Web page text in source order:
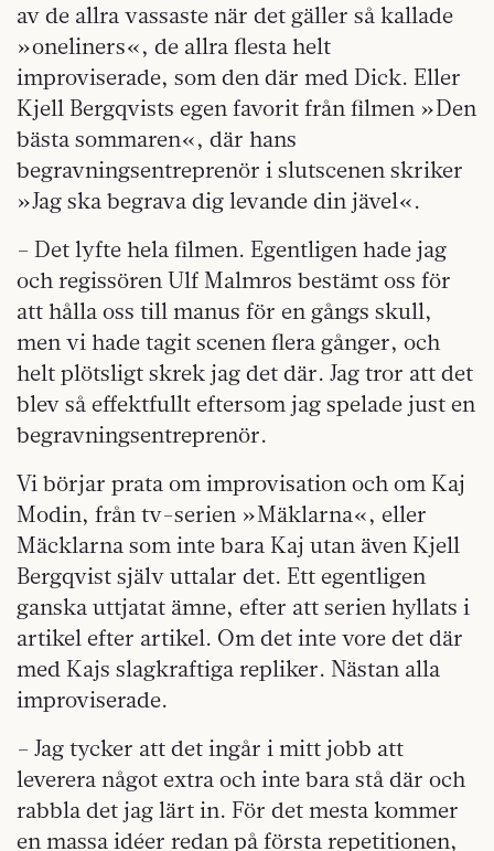
av de allra vassaste när det gäller så kallade
»oneliners«, de allra flesta helt
improviserade, som den där med Dick. Eller
Kjell Bergqvists egen favorit från filmen »Den
bästa sommaren«, där hans
begravningsentreprenör i slutscenen skriker
»Jag ska begrava dig levande din jävel«.
– Det lyfte hela filmen. Egentligen hade jag
och regissören Ulf Malmros bestämt oss för
att hålla oss till manus för en gångs skull,
men vi hade tagit scenen flera gånger, och
helt plötsligt skrek jag det där. Jag tror att det
blev så effektfullt eftersom jag spelade just en
begravningsentreprenör.
Vi börjar prata om improvisation och om Kaj
Modin, från tv-serien »Mäklarna«, eller
Mäcklarna som inte bara Kaj utan även Kjell
Bergqvist själv uttalar det. Ett egentligen
ganska uttjatat ämne, efter att serien hyllats i
artikel efter artikel. Om det inte vore det där
med Kajs slagkraftiga repliker. Nästan alla
improviserade.
– Jag tycker att det ingår i mitt jobb att
leverera något extra och inte bara stå där och
rabbla det jag lärt in. För det mesta kommer
en massa idéer redan på första repetitionen,